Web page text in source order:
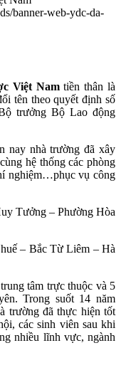
banner-web-ydc-da-
Việt Namtiền thân là
tên theo quyết định số
trưởng Bộ Lao động
nay nhà trường đã xây
hệ thống các phòng
nghiệm…phục vụ công
Tưởng – Phường Hòa
– Bắc Từ Liêm – Hà
tâm trực thuộc và 5
Trong suốt 14 năm
trường đã thực hiện tốt
các sinh viên sau khi
nhiều lĩnh vực, ngành